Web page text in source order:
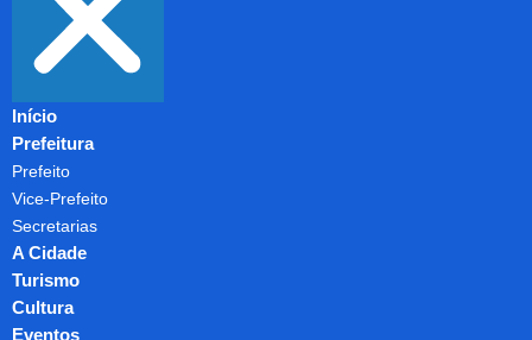
Início
Prefeitura
Prefeito
Vice-Prefeito
Secretarias
A Cidade
Turismo
Cultura
Eventos